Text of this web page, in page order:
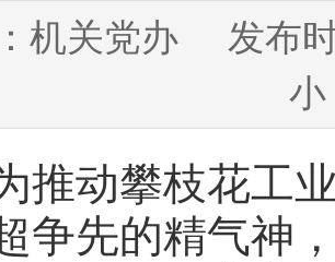
机关党办发布时
小
动攀枝花工业
争先的精气神